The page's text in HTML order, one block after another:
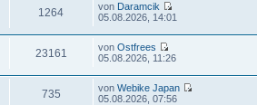
1264 von Daramcik
05.08.2026, 14:01
23161 von Ostfrees
05.08.2026, 11:26
735 von Webike Japan
05.08.2026, 07:56